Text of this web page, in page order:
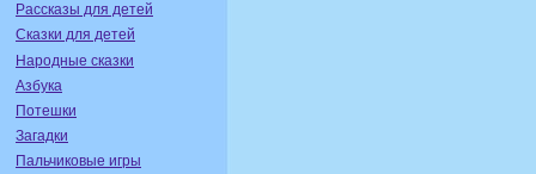
Рассказы для детей
Сказки для детей
Народные сказки
Азбука
Потешки
Загадки
Пальчиковые игры